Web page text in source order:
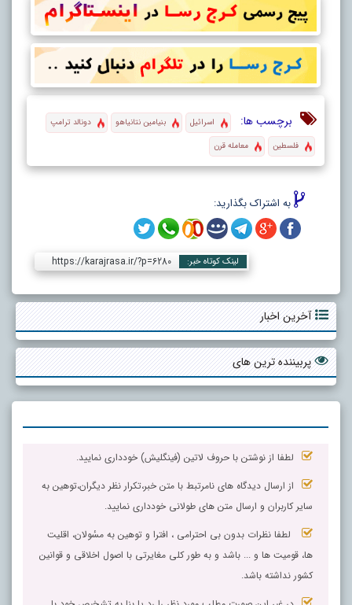
برچسب ها: اسرائیل بنیامین نتانیاهو
دونالد ترامپ
فلسطین
معامله قرن
به اشتراک بگذارید:
لینک کوتاه خبر: https://karajrasa.ir/?p=6280
آخرین اخبار
پربیننده ترین های
لطفا از نوشتن با حروف لاتین (فینگلیش) خودداری نمایید.
از ارسال دیدگاه های نامرتبط با متن خبر،تکرار نظر دیگران،توهین به
سایر کاربران و ارسال متن های طولانی خودداری نمایید.
لطفا نظرات بدون بی احترامی ، افترا و توهین به مسٔولان، اقلیت
ها، قومیت ها و ... باشد و به طور کلی مغایرتی با اصول اخلاقی و قوانین
کشور نداشته باشد.